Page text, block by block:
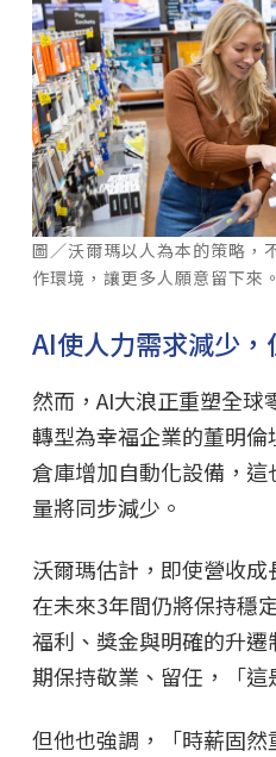
圖／沃爾瑪以人為本的策略，
作環境，讓更多人願意留下來
AI使人力需求減少，
然而，AI大浪正重塑全
轉型為幸福企業的董明
倉庫增加自動化設備，
量將同步減少。
沃爾瑪估計，即使營收
在未來3年間仍將保持穩
福利、獎金與明確的升
期保持敬業、留任，「這
但他也強調，「時薪固